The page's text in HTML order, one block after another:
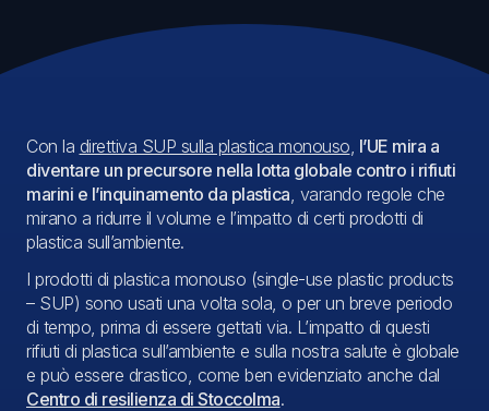
Con la direttiva SUP sulla plastica monouso l’UE mira a
diventare un precursore nella lotta globale contro i rifiuti
marini e l’inquinamento da plastica , varando regole che
mirano a ridurre il volume e l’impatto di certi prodotti di
plastica sull’ambiente.
I prodotti di plastica monouso (single-use plastic products
– SUP) sono usati una volta sola, o per un breve periodo
di tempo, prima di essere gettati via. L’impatto di questi
rifiuti di plastica sull’ambiente e sulla nostra salute è globale
e può essere drastico, come ben evidenziato anche dal
Centro di resilienza di Stoccolma.